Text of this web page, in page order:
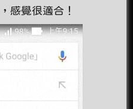
感覺很適合！